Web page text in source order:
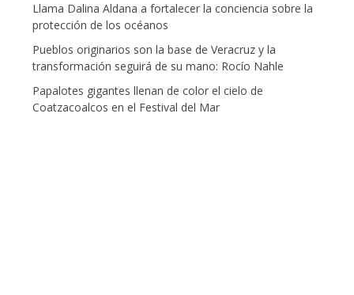
Llama Dalina Aldana a fortalecer la conciencia sobre la
protección de los océanos
Pueblos originarios son la base de Veracruz y la
transformación seguirá de su mano: Rocío Nahle
Papalotes gigantes llenan de color el cielo de
Coatzacoalcos en el Festival del Mar